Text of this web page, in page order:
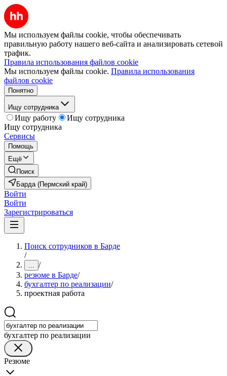
Мы используем файлы cookie, чтобы обеспечивать
правильную работу нашего веб-сайта и анализировать сетевой
трафик.
Правила использования файлов cookie
Мы используем файлы cookie. Правила использования
файлов cookie
Понятно
Ищу сотрудника
Ищу работу
Ищу сотрудника
Ищу сотрудника
Сервисы
Помощь
Ещё
Поиск
Барда (Пермский край)
Войти
Войти
Зарегистрироваться
Поиск сотрудников в Барде
/
... /
резюме в Барде/
бухгалтер по реализации/
проектная работа
бухгалтер по реализации
Резюме